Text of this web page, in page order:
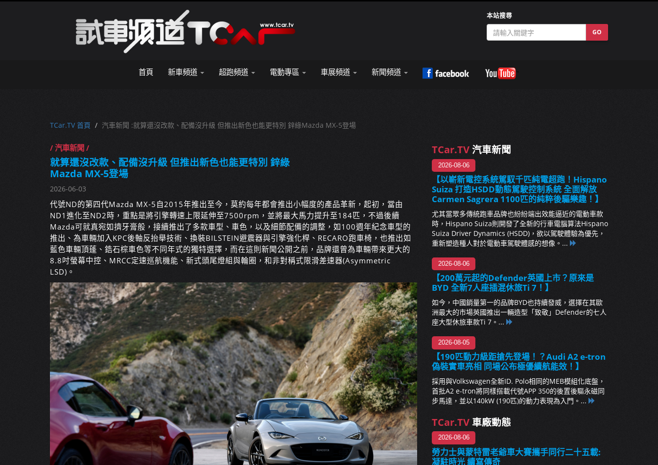
本站搜尋
GO
首頁 新車頻道 超跑頻道 電動專區 車展頻道 新聞頻道
TCar.TV 首頁 汽車新聞 :就算還沒改款、配備沒升級 但推出新色也能更特別 鋅綠Mazda MX-5登場
/ 汽車新聞 /
就算還沒改款、配備沒升級 但推出新色也能更特別 鋅綠
Mazda MX-5登場
2026-06-03
代號ND的第四代Mazda MX-5自2015年推出至今，莫約每年都會推出小幅度的產品革新，起初，當由
ND1進化至ND2時，重點是將引擎轉速上限延伸至7500rpm，並將最大馬力提升至184匹，不過後續
Mazda可就真宛如擠牙膏般，接續推出了多款車型、車色，以及細節配備的調整，如100週年紀念車型的
推出、為車輛加入KPC後軸反抬舉技術、換裝BILSTEIN避震器與引擎強化桿、RECARO跑車椅，也推出如
藍色車輛頂蓬、鋯石棕車色等不同年式的獨特選擇，而在這則新聞公開之前，品牌還曾為車輛帶來更大的
8.8吋螢幕中控、MRCC定速巡航機能、新式頭尾燈組與輪圈，和非對稱式限滑差速器(Asymmetric
LSD)。
TCar.TV汽車新聞
2026-08-06
【以嶄新電控系統駕馭千匹純電超跑！Hispano
Suiza 打造HSDD動態駕駛控制系統 全面解放
Carmen Sagrera 1100匹的純粹後驅樂趣！】
尤其當眾多傳統跑車品牌也紛紛端出效能逼近的電動車款
時，Hispano Suiza則開發了全新的行車電腦算法Hispano
Suiza Driver Dynamics (HSDD)，欲以駕駛體驗為優先，
重新塑造種人對於電動車駕駛體感的想像。...
2026-08-06
【200萬元起的Defender英國上市？原來是
BYD 全新7人座插混休旅Ti 7！】
如今，中國銷量第一的品牌BYD也持續發威，選擇在其歐
洲最大的市場英國推出一輛造型「致敬」Defender的七人
座大型休旅車款Ti 7。...
2026-08-05
【190匹動力級距搶先登場！？Audi A2 e-tron
偽裝實車亮相 同場公布極優續航能效！】
採用與Volkswagen全新ID. Polo相同的MEB模組化底盤，
首批A2 e-tron將同樣搭載代號APP 350的後置後驅永磁同
步馬達，並以140kW (190匹)的動力表現為入門。...
TCar.TV 車廠動態
2026-08-06
勞力士與蒙特雷老爺車大賽攜手同行二十五載:
凝駐時光 續寫傳奇